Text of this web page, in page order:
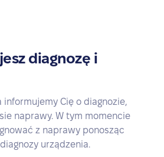
diagnozę i
informujemy Cię o diagnozie,
naprawy. W tym momencie
z naprawy ponosząc
urządzenia.